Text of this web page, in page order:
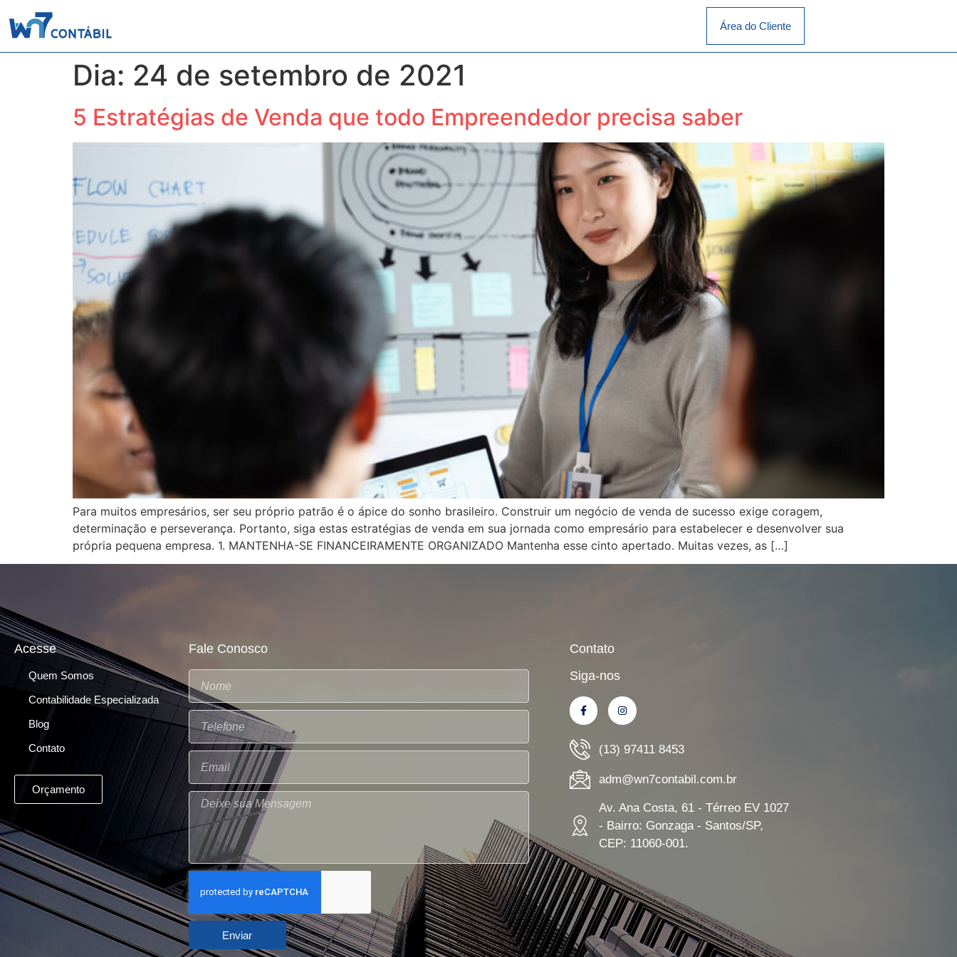
Área do Cliente
Dia: 24 de setembro de 2021
5 Estratégias de Venda que todo Empreendedor precisa saber
Para muitos empresários, ser seu próprio patrão é o ápice do sonho brasileiro. Construir um negócio de venda de sucesso exige coragem,
determinação e perseverança. Portanto, siga estas estratégias de venda em sua jornada como empresário para estabelecer e desenvolver sua
própria pequena empresa. 1. MANTENHA-SE FINANCEIRAMENTE ORGANIZADO Mantenha esse cinto apertado. Muitas vezes, as […]
Acesse
Quem Somos
Contabilidade Especializada
Blog
Contato
Orçamento
Fale Conosco
Enviar
Contato
Siga-nos
(13) 97411 8453
adm@wn7contabil.com.br
Av. Ana Costa, 61 - Térreo EV 1027
- Bairro: Gonzaga - Santos/SP,
CEP: 11060-001.